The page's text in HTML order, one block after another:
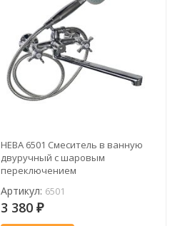
НЕВА 6501 Смеситель в ванную
двуручный с шаровым
переключением
Артикул: 6501
3 380 ₽